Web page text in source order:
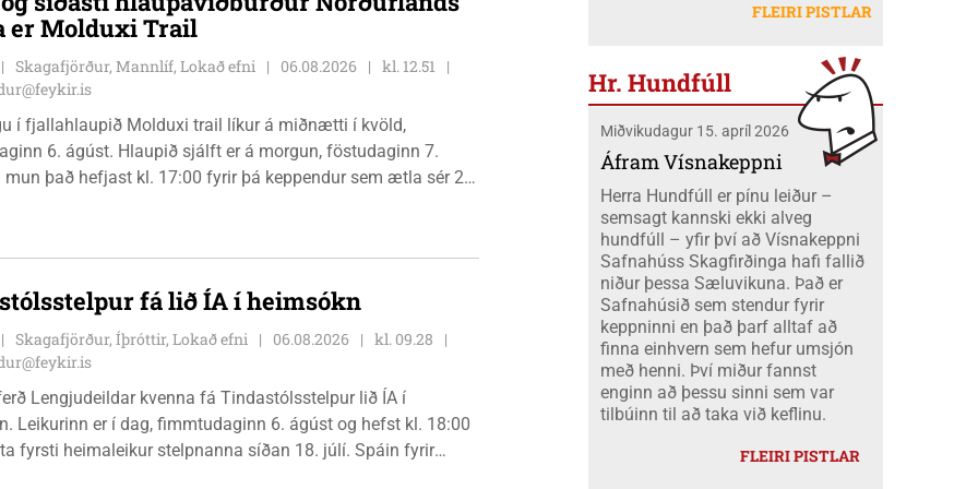
er Molduxi Trail
Skagafjörður, Mannlíf, Lokað efni 06.08.2026
kl. 12.51
í fjallahlaupið Molduxi trail líkur á miðnætti í kvöld,
6. ágúst. Hlaupið sjálft er á morgun, föstudaginn 7.
mun það hefjast kl. 17:00 fyrir þá keppendur sem ætla sér 20
og aðrir gestir eru hvött til þess að kíkja við og styðja
fá lið ÍA í heimsókn
Skagafjörður, Íþróttir, Lokað efni 06.08.2026
kl. 09.28
Lengjudeildar kvenna fá Tindastólsstelpur lið ÍA í
Leikurinn er í dag, fimmtudaginn 6. ágúst og hefst kl. 18:00
fyrsti heimaleikur stelpnanna síðan 18. júlí. Spáin fyrir
fín, lítil háttar rigning og tíu gráðu hiti, þannig að það er um
peningum. Væri ekki nær að nota þá
Mobeck kl. 15:00. Auk þess verður boðið
Borghildi Óskarsdóttur, Ósk
Vilhjálmsdóttur og Huldu Ragnhildi
létu sig ekki vanta þangað og fóru átta
Við áttum einnig fólk í fjölskyldubúðum,
fengum aukahendur til að aðstoða í
"matartjaldinu" og síðan komu margir úr
félaginu okkar í heimsókn til okkar á
opna deginum. Landsmót skáta er
stærsti viðburður skátahreyfingarinnar
og voru að þessu sinni um 1100
þátttakendur frá fjöldamörgum þjóðum
en flestir af erlendu skátunum komu frá
Kanada eða um 400 skátar.
FLEIRI PISTLAR
Hr. Hundfúll
Miðvikudagur 15. apríl 2026
Áfram Vísnakeppni
Herra Hundfúll er pínu leiður –
semsagt kannski ekki alveg
hundfúll – yfir því að Vísnakeppni
Safnahúss Skagfirðinga hafi fallið
niður þessa Sæluvikuna. Það er
Safnahúsið sem stendur fyrir
keppninni en það þarf alltaf að
finna einhvern sem hefur umsjón
með henni. Því miður fannst
enginn að þessu sinni sem var
tilbúinn til að taka við keflinu.
FLEIRI PISTLAR